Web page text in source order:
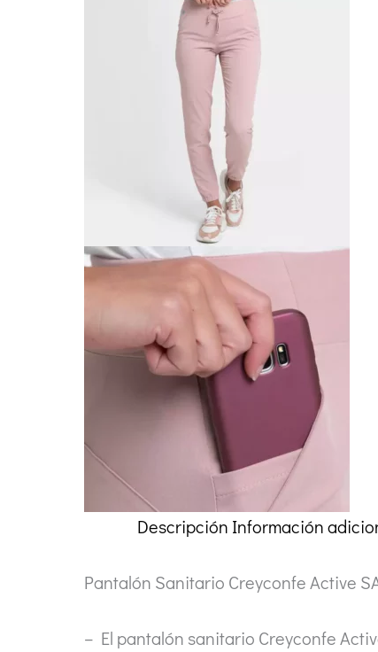
Descripción Información
Pantalón Sanitario Creyconfe Active
– El pantalón sanitario Creyconfe